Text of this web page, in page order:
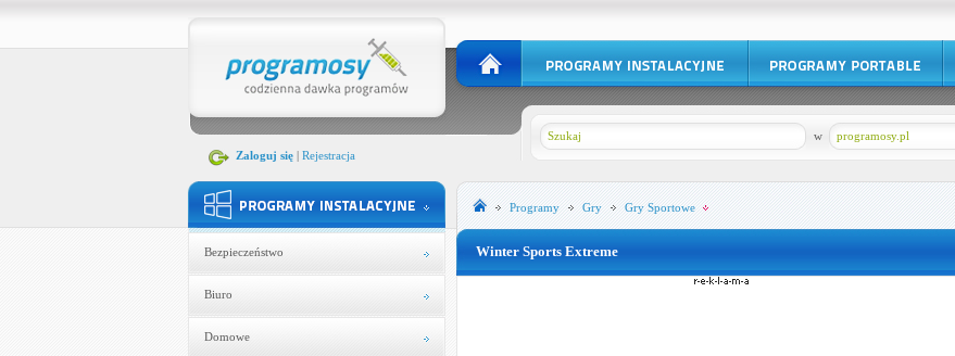
Zaloguj się| Rejestracja
programosy.pl
w
Bezpieczeństwo
Biuro
Domowe
Programy Gry Gry Sportowe
Winter Sports Extreme